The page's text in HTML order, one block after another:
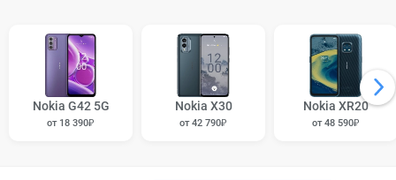
Nokia G42 5G
от 18 390₽
Nokia X30
от 42 790₽
Nokia XR20
от 48 590₽